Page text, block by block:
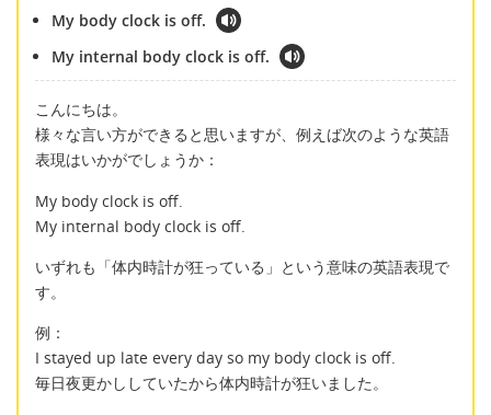
My body clock is off.
My internal body clock is off.
こんにちは。
様々な言い方ができると思いますが、例えば次のような英語
表現はいかがでしょうか：
My body clock is off.
My internal body clock is off.
いずれも「体内時計が狂っている」という意味の英語表現で
す。
例：
I stayed up late every day so my body clock is off.
毎日夜更かししていたから体内時計が狂いました。